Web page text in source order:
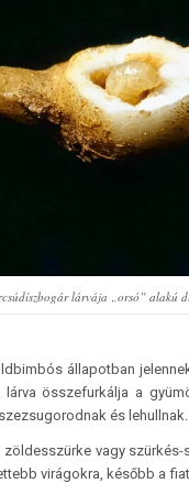
lárvája „orsó” alakú
állapotban
összefurkálja a
és lehullnak.
vagy
virágokra, később a